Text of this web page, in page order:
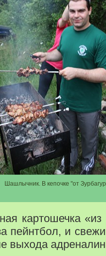
Шашлычник. В кепочке "от
картошечка «из
пейнтбол, и
выхода